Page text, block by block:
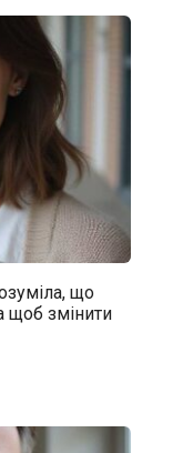
що
щоб змінити